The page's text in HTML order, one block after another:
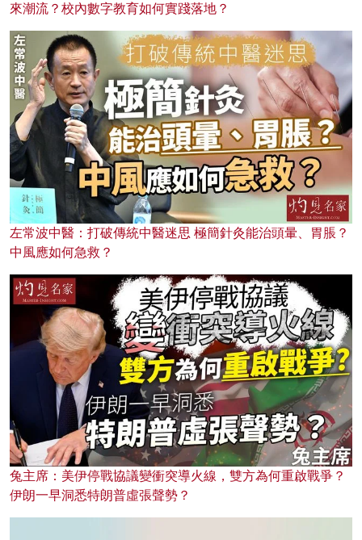
來潮流？校內數字教育如何實踐落地？
左常波中醫：打破傳統中醫迷思 極簡針灸能治頭暈、胃脹？
中風應如何急救？
兔主席：美伊停戰協議變衝突導火線，雙方為何重啟戰爭？
伊朗一早洞悉特朗普虛張聲勢？